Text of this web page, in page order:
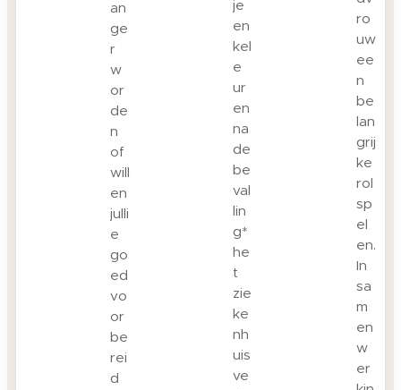
an
ge
r
w
or
de
n
of
will
en
julli
e
go
ed
vo
or
be
rei
d
je
en
kel
e
ur
en
na
de
be
val
lin
g*
he
t
zie
ke
nh
uis
ve
ro
uw
ee
n
be
lan
grij
ke
rol
sp
el
en.
In
sa
m
en
w
er